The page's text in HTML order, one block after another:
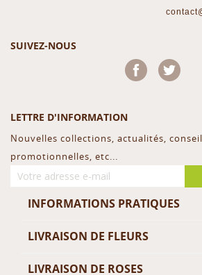
SUIVEZ-NOUS
Facebook
LETTRE D'INFORMATION
Nouvelles collections, actualités,
promotionnelles, etc...
INFORMATIONS PRATIQUES
LIVRAISON DE FLEURS
LIVRAISON DE ROSES